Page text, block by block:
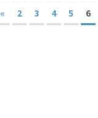
« 2 3 4 5 6